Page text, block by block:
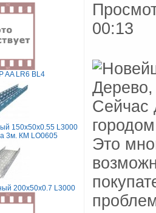
AA LR6 BL4
150х50х0.55 L3000
3м. КМ LO0605
200х50х0.7 L3000
00:13
Сейчас
Это